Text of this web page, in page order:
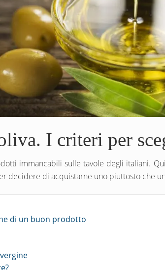
I criteri per
immancabili sulle tavole degli italiani.
decidere di acquistarne uno piuttosto che
di un buon prodotto